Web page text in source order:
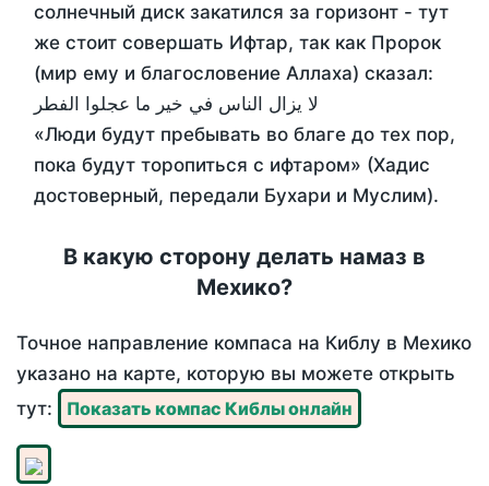
солнечный диск закатился за горизонт - тут
же стоит совершать Ифтар, так как Пророк
(мир ему и благословение Аллаха) сказал:
لا يزال الناس في خير ما عجلوا الفطر
«Люди будут пребывать во благе до тех пор,
пока будут торопиться с ифтаром» (Хадис
достоверный, передали Бухари и Муслим).
В какую сторону делать намаз в
Мехико?
Точное направление компаса на Киблу в Мехико
указано на карте, которую вы можете открыть
тут:
Показать компас Киблы онлайн